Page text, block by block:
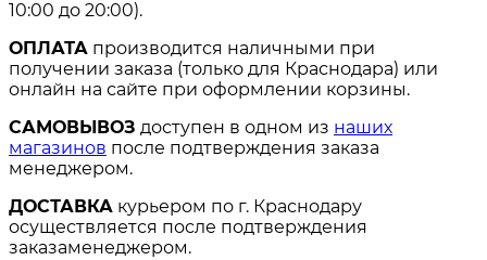
10:00 до 20:00).
ОПЛАТА производится наличными при
получении заказа (только для Краснодара) или
онлайн на сайте при оформлении корзины.
САМОВЫВОЗ доступен в одном из наших
магазинов после подтверждения заказа
менеджером.
ДОСТАВКА курьером по г. Краснодару
осуществляется после подтверждения
заказаменеджером.